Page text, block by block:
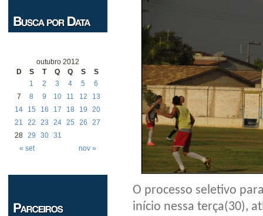
outubro 2012
D
S T Q Q S S
« set nov »
1 2 3 4 5
6
7
8 9 10 11 12
13
14
15 16 17 18 19
20
21
22 23 24 25 26
27
28 29 30 31
O processo seletivo
início nessa terça(30),